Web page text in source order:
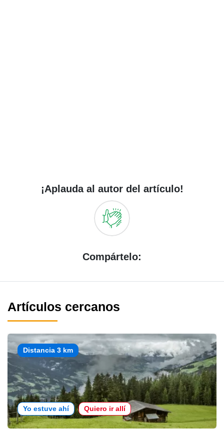
¡Aplauda al autor del artículo!
Compártelo:
Artículos cercanos
Distancia 3 km
Yo estuve ahí Quiero ir allí